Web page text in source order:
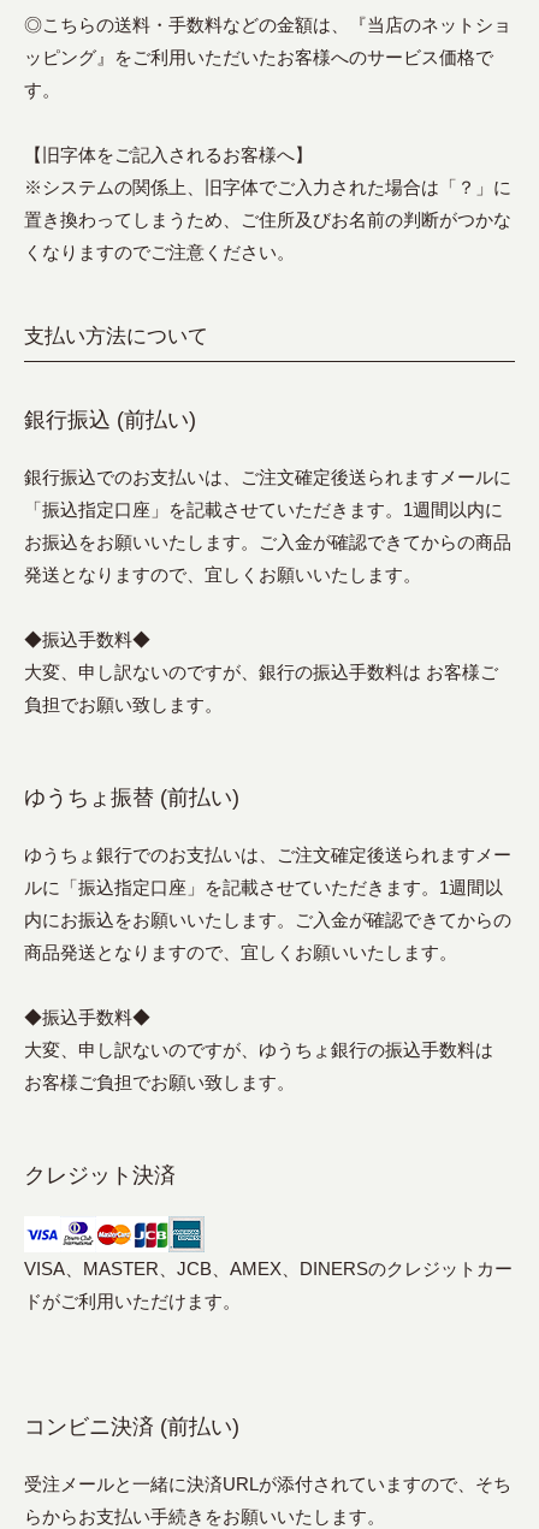
◎こちらの送料・手数料などの金額は、『当店のネットショ
ッピング』をご利用いただいたお客様へのサービス価格で
す。
【旧字体をご記入されるお客様へ】
※システムの関係上、旧字体でご入力された場合は「？」に
置き換わってしまうため、ご住所及びお名前の判断がつかな
くなりますのでご注意ください。
支払い方法について
銀行振込 (前払い)
銀行振込でのお支払いは、ご注文確定後送られますメールに
「振込指定口座」を記載させていただきます。1週間以内に
お振込をお願いいたします。ご入金が確認できてからの商品
発送となりますので、宜しくお願いいたします。
◆振込手数料◆
大変、申し訳ないのですが、銀行の振込手数料は お客様ご
負担でお願い致します。
ゆうちょ振替 (前払い)
ゆうちょ銀行でのお支払いは、ご注文確定後送られますメー
ルに「振込指定口座」を記載させていただきます。1週間以
内にお振込をお願いいたします。ご入金が確認できてからの
商品発送となりますので、宜しくお願いいたします。
◆振込手数料◆
大変、申し訳ないのですが、ゆうちょ銀行の振込手数料は
お客様ご負担でお願い致します。
クレジット決済
VISA、MASTER、JCB、AMEX、DINERSのクレジットカー
ドがご利用いただけます。
コンビニ決済 (前払い)
受注メールと一緒に決済URLが添付されていますので、そち
らからお支払い手続きをお願いいたします。